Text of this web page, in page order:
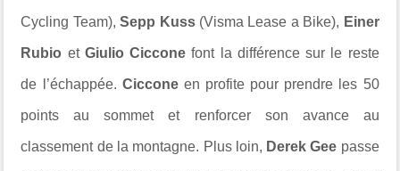
Cycling Team),Sepp Kuss (Visma Lease a Bike), Einer
Rubio et Giulio Ciccone font la différence sur le reste
de l’échappée. Ciccone en profite pour prendre les 50
points au sommet et renforcer son avance au
classement de la montagne. Plus loin, Derek Gee passe